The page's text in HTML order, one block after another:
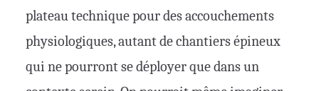
plateau technique pour des accouchements
physiologiques, autant de chantiers épineux
qui ne pourront se déployer que dans un